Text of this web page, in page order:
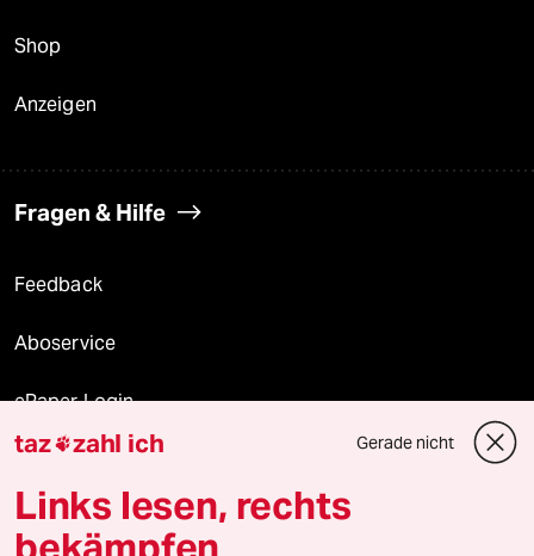
Shop
Anzeigen
Fragen & Hilfe
Feedback
Aboservice
ePaper Login
Downloads für Abonnierende
taz zahl ich Gerade nicht
Links lesen, rechts